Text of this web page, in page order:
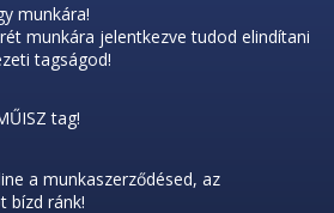
munkára!
munkára jelentkezve tudod elindítani
tagságod!
tag!
a munkaszerződésed, az
bízd ránk!